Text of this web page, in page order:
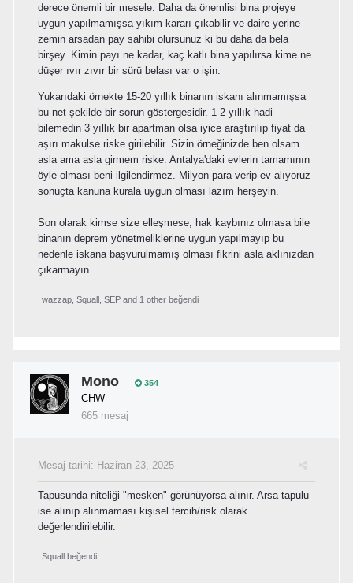
derece önemli bir mesele. Daha da önemlisi bina projeye
uygun yapılmamışsa yıkım kararı çıkabilir ve daire yerine
zemin arsadan pay sahibi olursunuz ki bu daha da bela
birşey. Kimin payı ne kadar, kaç katlı bina yapılırsa kime ne
düşer ıvır zıvır bir sürü belası var o işin.
Yukarıdaki örnekte 15-20 yıllık binanın iskanı alınmamışsa
bu net şekilde bir sorun göstergesidir. 1-2 yıllık hadi
bilemedin 3 yıllık bir apartman olsa iyice araştırılıp fiyat da
aşırı makulse riske girilebilir. Sizin örneğinizde ben olsam
asla ama asla girmem riske. Antalya'daki evlerin tamamının
öyle olması beni ilgilendirmez. Milyon para verip ev alıyoruz
sonuçta kanuna kurala uygun olması lazım herşeyin.
Son olarak kimse size elleşmese, hak kaybınız olmasa bile
binanın deprem yönetmeliklerine uygun yapılmayıp bu
nedenle iskana başvurulmamış olması fikrini asla aklınızdan
çıkarmayın.
wazzap Squall SEP and 1 other beğendi
Mono 354
CHW
665 mesaj
Mesaj tarihi: Haziran 23, 2025
Tapusunda niteliği "mesken" görünüyorsa alınır. Arsa tapulu
ise alınıp alınmaması kişisel tercih/risk olarak
değerlendirilebilir.
Squall beğendi